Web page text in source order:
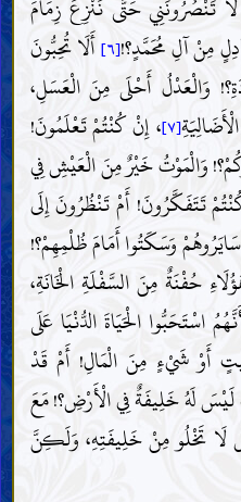
تَنْصُرُونَنِي حَتَّى نَنْزِعَ زِمَامَ
مِنْ آلِ مُحَمَّدٍ؟![٦] أَلَا تُحِبُّونَ
وَالْعَدْلُ أَحْلَى مِنَ الْعَسَلِ،
[٧] ، إِنْ كُنْتُمْ تَعْلَمُونَ!
وَالْمَوْتُ خَيْرٌ مِنَ الْعَيْشِ فِي
تَتَفَكَّرُونَ! أَمْ تَنْظُرُونَ إِلَى
وَسَكَتُوا أَمَامَ ظُلْمِهِمْ؟!
حُفْنَةٌ مِنَ السَّفْلَةِ الْخَانَةِ،
اسْتَحَبُّوا الْحَيَاةَ الدُّنْيَا عَلَى
أَوْ شَيْءٍ مِنَ الْمَالِ! أَمْ قَدْ
لَيْسَ لَهُ خَلِيفَةٌ فِي الْأَرْضِ؟! مَعَ
لَا تَخْلُو مِنْ خَلِيفَتِهِ، وَلَكِنَّ